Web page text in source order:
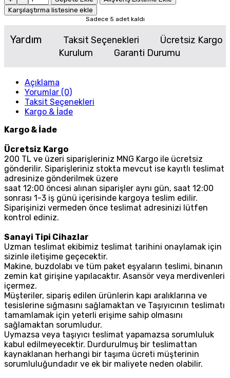
Karşılaştırma listesine ekle
Sadece 5 adet kaldı
Yardım Taksit Seçenekleri
Ücretsiz Kargo
Kurulum
Garanti Durumu
Açıklama
Yorumlar (0)
Taksit Seçenekleri
Kargo & İade
Kargo & İade
Ücretsiz Kargo
200 TL ve üzeri siparişleriniz MNG Kargo ile ücretsiz
gönderilir. Siparişleriniz stokta mevcut ise kayıtlı teslimat
adresinize gönderilmek üzere
saat 12:00 öncesi alınan siparişler aynı gün, saat 12:00
sonrası 1-3 iş günü içerisinde kargoya teslim edilir.
Siparişinizi vermeden önce teslimat adresinizi lütfen
kontrol ediniz.
Sanayi Tipi Cihazlar
Uzman teslimat ekibimiz teslimat tarihini onaylamak için
sizinle iletişime geçecektir.
Makine, buzdolabı ve tüm paket eşyaların teslimi, binanın
zemin kat girişine yapılacaktır. Asansör veya merdivenleri
içermez.
Müşteriler, sipariş edilen ürünlerin kapı aralıklarına ve
tesislerine sığmasını sağlamaktan ve Taşıyıcının teslimatı
tamamlamak için yeterli erişime sahip olmasını
sağlamaktan sorumludur.
Uymazsa veya taşıyıcı teslimat yapamazsa sorumluluk
kabul edilmeyecektir. Durdurulmuş bir teslimattan
kaynaklanan herhangi bir taşıma ücreti müşterinin
sorumluluğundadır ve ek bir maliyete neden olabilir.